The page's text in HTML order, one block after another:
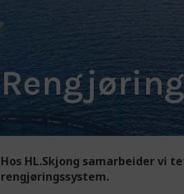
Hos HL.Skjong samarbeider vi
rengjøringssystem.